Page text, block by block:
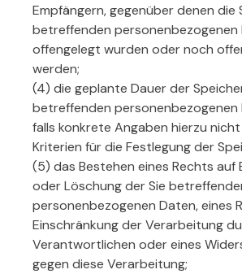
Empfängern, gegenüber denen die
betreffenden personenbezogenen
offengelegt wurden oder noch
werden;
(4) die geplante Dauer der
betreffenden personenbezogenen
falls konkrete Angaben hierzu
Kriterien für die Festlegung der
(5) das Bestehen eines Rechts auf
oder Löschung der Sie
personenbezogenen Daten, eines
Einschränkung der Verarbeitung
Verantwortlichen oder eines
gegen diese Verarbeitung;